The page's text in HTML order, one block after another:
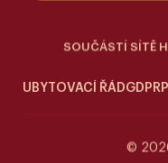
O hotelu
Siddharta Café
UBYTOVACÍ ŘÁDGDPR
SOUČÁSTÍ SÍTĚ
©